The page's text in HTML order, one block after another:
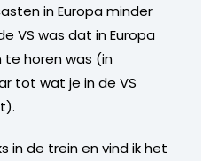
in Europa minder
VS was dat in Europa
te horen was (in
tot wat je in de VS
in de trein en vind ik het